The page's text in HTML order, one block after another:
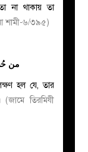
না থাকায় তা
শামী-৬/৩৯৫)
من
হল যে, তার
(জামে তিরমিযী